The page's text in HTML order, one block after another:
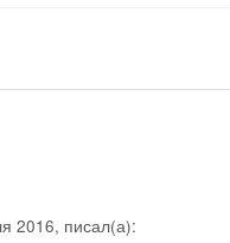
2016, писал(а):